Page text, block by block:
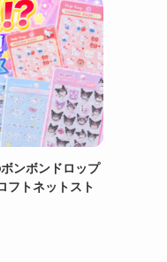
ンボンドロップ
フトネットスト